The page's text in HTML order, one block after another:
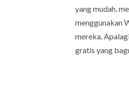
yang mudah,
menggunakan
mereka.
gratis yang